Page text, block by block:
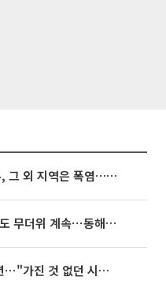
동해안은 시간당 80㎜ 폭우, 그 외 지역은 폭염…‘극과 극 날씨’
[내일 날씨] 폭염 한풀 꺾여도 무더위 계속⋯동해안 이틀 연속 비
임영웅, 어느덧 데뷔 10주년⋯"가진 것 없던 시절, 내 앞엔 20명의 팬뿐"